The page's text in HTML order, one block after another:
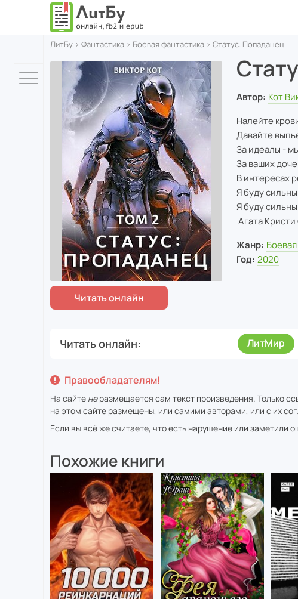
ЛитБу › Фантастика › Боевая фантастика › Статус. Попаданец
Автор: Кот
Налейте
Давайте
За идеалы -
За ваших
В интересах
Я буду
Я буду
Агата
Жанр:
Год: 2020
Читать онлайн ЛитМир
Правообладателям!
На сайте неразмещается сам текст произведения. Только
на этом сайте размещены, или самими авторами, или с их
Если вы всё же считаете, что есть нарушение или заметили
Похожие книги